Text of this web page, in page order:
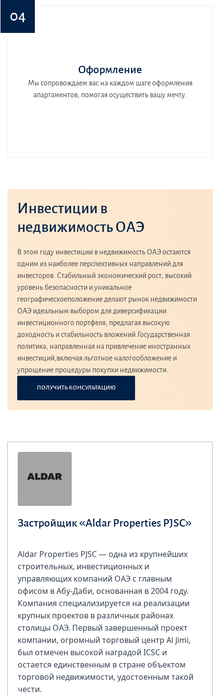
04
Оформление
Мы сопровождаем вас на каждом шаге оформления
апартаментов, помогая осуществить вашу мечту.
Инвестиции в
недвижимость ОАЭ
В этом году инвестиции в недвижимость ОАЭ остаются
одним из наиболее перспективных направлений для
инвесторов. Стабильный экономический рост, высокий
уровень безопасности и уникальное
географическоеположение делают рынок недвижимости
ОАЭ идеальным выбором для диверсификации
инвестиционного портфеля, предлагая высокую
доходность и стабильность вложений.Государственная
политика, направленная на привлечение иностранных
инвестиций,включая льготное налогообложение и
упрощение процедуры покупки недвижимости.
ПОЛУЧИТЬ КОНСУЛЬТАЦИЮ
Застройщик «Aldar Properties PJSC»
Aldar Properties PJSC — одна из крупнейших
строительных, инвестиционных и
управляющих компаний ОАЭ с главным
офисом в Абу-Даби, основанная в 2004 году.
Компания специализируется на реализации
крупных проектов в различных районах
столицы ОАЭ. Первый завершенный проект
компании, огромный торговый центр Al Jimi,
был отмечен высокой наградой ICSC и
остается единственным в стране объектом
торговой недвижимости, удостоенным такой
чести.